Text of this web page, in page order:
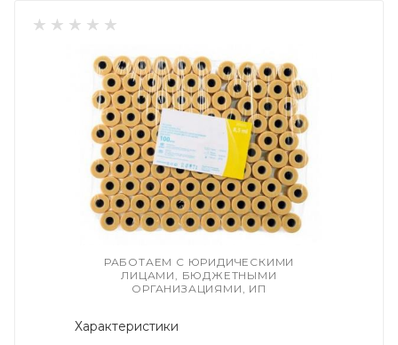
РАБОТАЕМ С ЮРИДИЧЕСКИМИ
ЛИЦАМИ, БЮДЖЕТНЫМИ
ОРГАНИЗАЦИЯМИ, ИП
Характеристики